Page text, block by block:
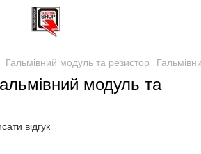
Гальмівний модуль та резистор
модуль та
відгук